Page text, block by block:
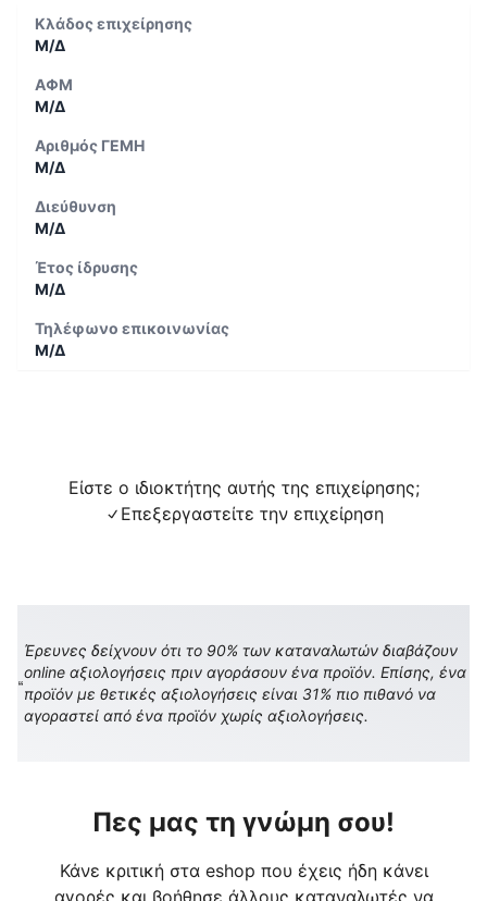
Κλάδος επιχείρησης
Μ/Δ
ΑΦΜ
Μ/Δ
Αριθμός ΓΕΜΗ
Μ/Δ
Διεύθυνση
Μ/Δ
Έτος ίδρυσης
Μ/Δ
Τηλέφωνο επικοινωνίας
Μ/Δ
Είστε ο ιδιοκτήτης αυτής της επιχείρησης;
Επεξεργαστείτε την επιχείρηση
Έρευνες δείχνουν ότι το 90% των καταναλωτών διαβάζουν
online αξιολογήσεις πριν αγοράσουν ένα προϊόν. Επίσης, ένα
προϊόν με θετικές αξιολογήσεις είναι 31% πιο πιθανό να
αγοραστεί από ένα προϊόν χωρίς αξιολογήσεις.
Πες μας τη γνώμη σου!
Κάνε κριτική στα eshop που έχεις ήδη κάνει
αγορές και βοήθησε άλλους καταναλωτές να